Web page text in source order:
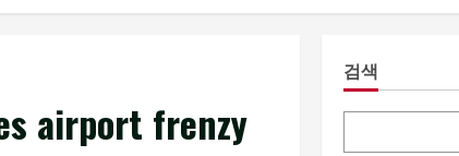
airport frenzy
검색